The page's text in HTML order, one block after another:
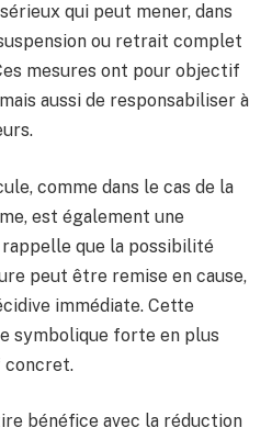
qui peut mener, dans
ou retrait complet
mesures ont pour objectif
aussi de responsabiliser à
comme dans le cas de la
est également une
que la possibilité
peut être remise en cause,
immédiate. Cette
symbolique forte en plus
concret.
bénéfice avec la réduction